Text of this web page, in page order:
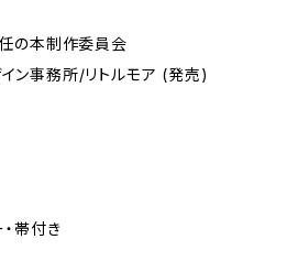
任の本制作委員会
ン事務所/リトルモア (発売)
・帯付き